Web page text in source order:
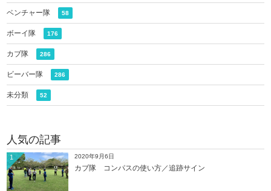
ベンチャー隊 58
ボーイ隊 176
カブ隊 286
ビーバー隊 286
未分類 52
人気の記事
2020年9月6日
カブ隊 コンパスの使い方／追跡サイン
1